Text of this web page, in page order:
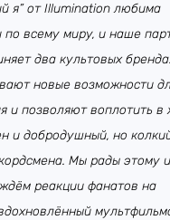
я” от Illumination любима
по всему миру, и наше
два культовых
новые возможности
и позволяют воплотить в
и добродушный, но
Мы рады этому
реакции фанатов на